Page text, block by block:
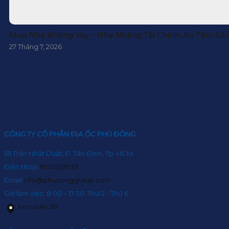
Mua Nhà Không Vay – Nhẹ Nhàng Tài Chính, An Tâm Sở
27 Tháng 7, 2026
CÔNG TY CỔ PHẦN ĐỊA ỐC PHÚ ĐÔNG
55 Trần Nhật Duật, P. Tân Định, Tp. HCM
Điện thoại:1900292939
Email:info@phudonggroup.com
Giờ làm việc: 8:00 – 17:30, Thứ 2 - Thứ 6
Xem bản đồ